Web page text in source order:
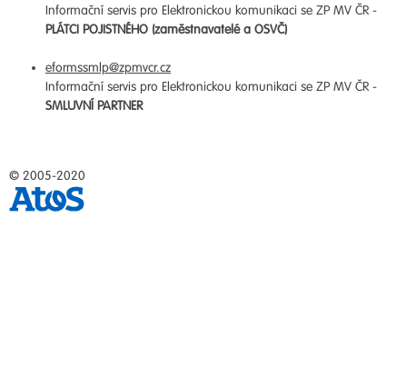
Informační servis pro Elektronickou komunikaci se ZP MV ČR -
PLÁTCI POJISTNÉHO (zaměstnavatelé a OSVČ)
eformssmlp@zpmvcr.cz
Informační servis pro Elektronickou komunikaci se ZP MV ČR -
SMLUVNÍ PARTNER
© 2005-2020